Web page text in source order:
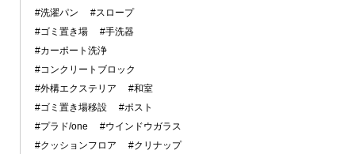
#洗濯パン
#スロープ
#ゴミ置き場
#手洗器
#カーポート洗浄
#コンクリートブロック
#外構エクステリア
#和室
#ゴミ置き場移設
#ポスト
#プラド/one
#ウインドウガラス
#クッションフロア
#クリナップ